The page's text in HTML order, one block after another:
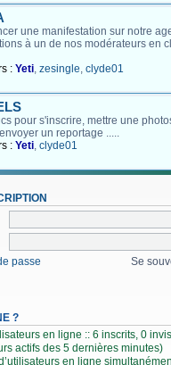
une manifestation sur notre
à un de nos modérateurs en
: Yeti, zesingle, clyde01
pour s'inscrire, mettre une
un reportage .....
: Yeti, clyde01
passe
Se
?
en ligne :: 6 inscrits, 0
actifs des 5 dernières minutes)
en ligne